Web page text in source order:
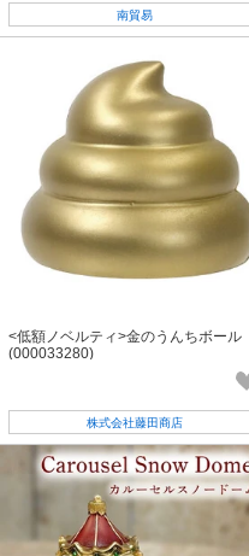
南貿易
<低額ノベルティ>金のうんちボール
(000033280)
株式会社藤田商店